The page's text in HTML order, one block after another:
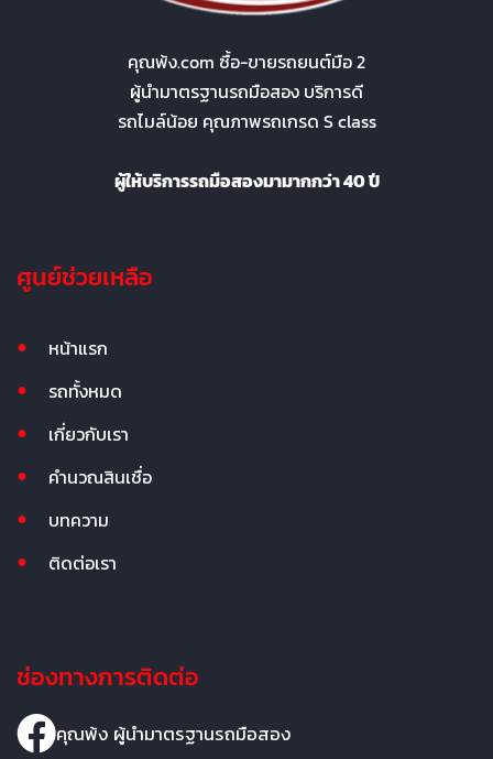
คุณพ้ง.com ซื้อ-ขายรถยนต์มือ 2
ผู้นำมาตรฐานรถมือสอง บริการดี
รถไมล์น้อย คุณภาพรถเกรด S class
ผู้ให้บริการรถมือสองมามากกว่า 40 ปี
ศูนย์ช่วยเหลือ
หน้าแรก
รถทั้งหมด
เกี่ยวกับเรา
คำนวณสินเชื่อ
บทความ
ติดต่อเรา
ช่องทางการติดต่อ
คุณพ้ง ผู้นำมาตรฐานรถมือสอง